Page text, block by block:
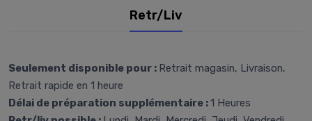
Retr/Liv
Seulement disponible pour : Retrait magasin, Livraison,
Retrait rapide en 1 heure
Délai de préparation supplémentaire :1 Heures